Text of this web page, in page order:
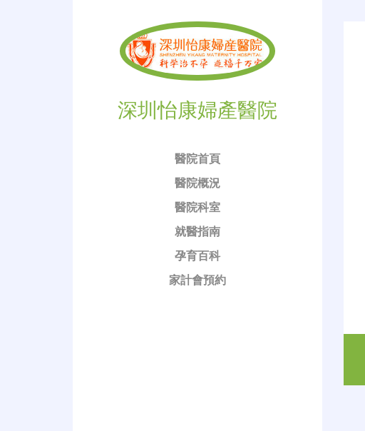
深圳怡康婦產醫院
醫院首頁
醫院概況
醫院科室
就醫指南
孕育百科
家計會預約